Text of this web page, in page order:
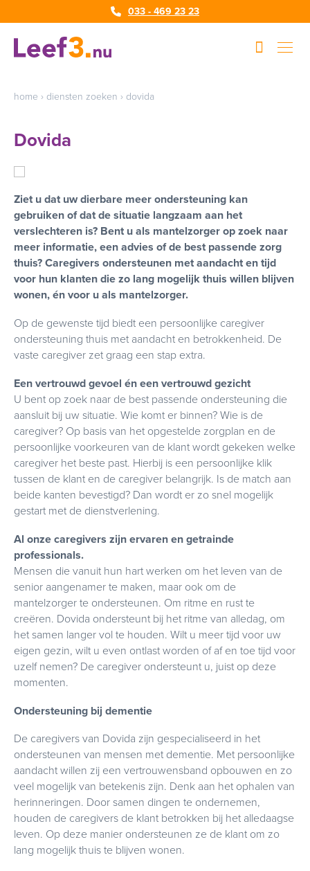
033 - 469 23 23
home › diensten zoeken › dovida
Dovida
Ziet u dat uw dierbare meer ondersteuning kan
gebruiken of dat de situatie langzaam aan het
verslechteren is? Bent u als mantelzorger op zoek naar
meer informatie, een advies of de best passende zorg
thuis? Caregivers ondersteunen met aandacht en tijd
voor hun klanten die zo lang mogelijk thuis willen blijven
wonen, én voor u als mantelzorger.
Op de gewenste tijd biedt een persoonlijke caregiver
ondersteuning thuis met aandacht en betrokkenheid. De
vaste caregiver zet graag een stap extra.
Een vertrouwd gevoel én een vertrouwd gezicht
U bent op zoek naar de best passende ondersteuning die
aansluit bij uw situatie. Wie komt er binnen? Wie is de
caregiver? Op basis van het opgestelde zorgplan en de
persoonlijke voorkeuren van de klant wordt gekeken welke
caregiver het beste past. Hierbij is een persoonlijke klik
tussen de klant en de caregiver belangrijk. Is de match aan
beide kanten bevestigd? Dan wordt er zo snel mogelijk
gestart met de dienstverlening.
Al onze caregivers zijn ervaren en getrainde
professionals.
Mensen die vanuit hun hart werken om het leven van de
senior aangenamer te maken, maar ook om de
mantelzorger te ondersteunen. Om ritme en rust te
creëren. Dovida ondersteunt bij het ritme van alledag, om
het samen langer vol te houden. Wilt u meer tijd voor uw
eigen gezin, wilt u even ontlast worden of af en toe tijd voor
uzelf nemen? De caregiver ondersteunt u, juist op deze
momenten.
Ondersteuning bij dementie
De caregivers van Dovida zijn gespecialiseerd in het
ondersteunen van mensen met dementie. Met persoonlijke
aandacht willen zij een vertrouwensband opbouwen en zo
veel mogelijk van betekenis zijn. Denk aan het ophalen van
herinneringen. Door samen dingen te ondernemen,
houden de caregivers de klant betrokken bij het alledaagse
leven. Op deze manier ondersteunen ze de klant om zo
lang mogelijk thuis te blijven wonen.